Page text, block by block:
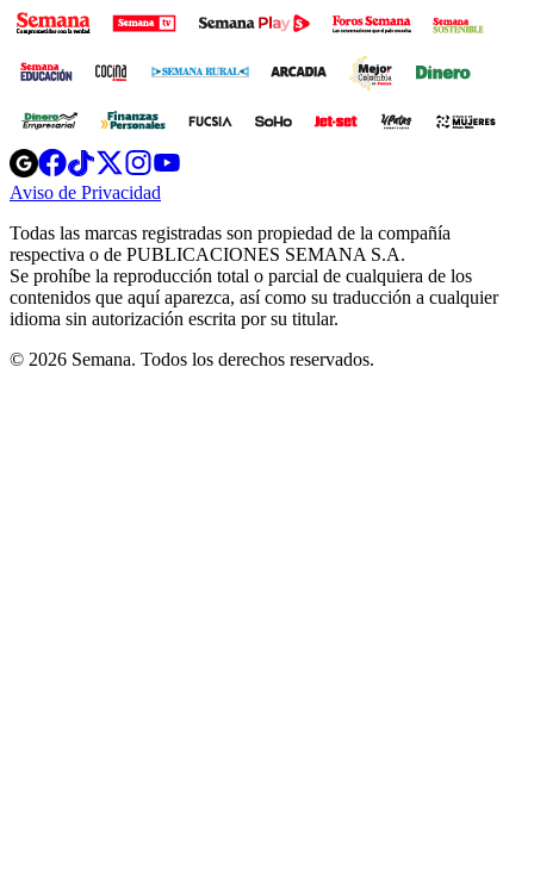
Opens
in
new
Opens
in
new
Opens
in
new
window
Opens
new
windowwindow
Aviso de Privacidad
new
window
Todas las marcas registradas son propiedad de la compañía
respectiva o de PUBLICACIONES SEMANA S.A.
Se prohíbe la reproducción total o parcial de cualquiera de los
contenidos que aquí aparezca, así como su traducción a cualquier
idioma sin autorización escrita por su titular.
© 2026 Semana. Todos los derechos reservados.